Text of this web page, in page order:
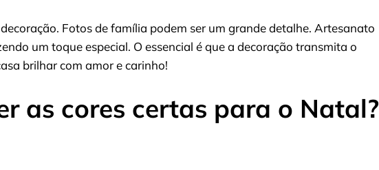
Fotos de família podem ser um grande detalhe. Artesanato
um toque especial. O essencial é que a decoração transmita o
brilhar com amor e carinho!
as cores certas para o Natal?